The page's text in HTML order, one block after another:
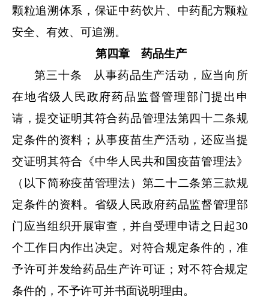
颗粒追溯体系，保证中药饮片、中药配方颗粒
安全、有效、可追溯。
第四章 药品生产
第三十条 从事药品生产活动，应当向所
在地省级人民政府药品监督管理部门提出申
请，提交证明其符合药品管理法第四十二条规
定条件的资料；从事疫苗生产活动，还应当提
交证明其符合《中华人民共和国疫苗管理法》
（以下简称疫苗管理法）第二十二条第三款规
定条件的资料。省级人民政府药品监督管理部
门应当组织开展审查，并自受理申请之日起30
个工作日内作出决定。对符合规定条件的，准
予许可并发给药品生产许可证；对不符合规定
条件的，不予许可并书面说明理由。